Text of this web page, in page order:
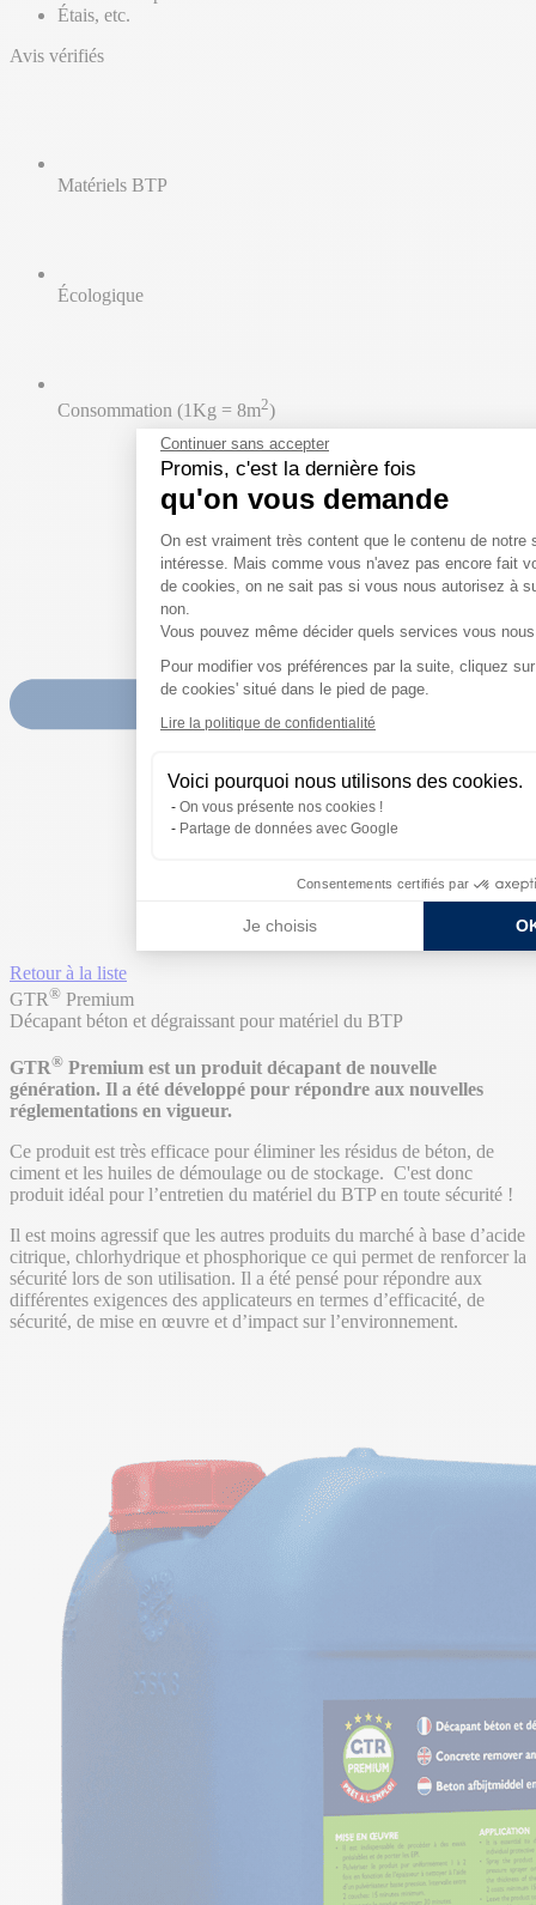
Étais, etc.
Avis vérifiés
Matériels BTP
Écologique
Consommation (1Kg = 8m2)
Retour à la liste
GTR® Premium
Décapant béton et dégraissant pour matériel du BTP
GTR® Premium est un produit décapant de nouvelle
génération. Il a été développé pour répondre aux nouvelles
réglementations en vigueur.
Ce produit est très efficace pour éliminer les résidus de béton, de
ciment et les huiles de démoulage ou de stockage. C'est donc
produit idéal pour l’entretien du matériel du BTP en toute sécurité !
Il est moins agressif que les autres produits du marché à base d’acide
citrique, chlorhydrique et phosphorique ce qui permet de renforcer la
sécurité lors de son utilisation. Il a été pensé pour répondre aux
différentes exigences des applicateurs en termes d’efficacité, de
sécurité, de mise en œuvre et d’impact sur l’environnement.
Continuer sans accepter
Promis, c'est la dernière fois
qu'on vous demande
Plateforme de Gestion du
On est vraiment très content que le contenu de notre
intéresse. Mais comme vous n'avez pas encore fait
de cookies, on ne sait pas si vous nous autorisez à
non.
Vous pouvez même décider quels services vous
Pour modifier vos préférences par la suite, cliquez
de cookies' situé dans le pied de page.
Lire la politique de confidentialité
Voici pourquoi nous utilisons des cookies.
On vous présente nos cookies !
Partage de données avec Google
Consentements certifiés par
Je choisis
Axeptio consent